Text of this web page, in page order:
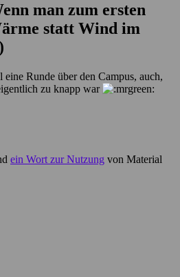
man zum ersten
statt Wind im
Runde über den Campus, auch,
zu knapp war
ein Wort zur Nutzung von Material